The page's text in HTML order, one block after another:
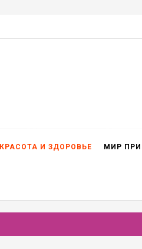
КРАСОТА И ЗДОРОВЬЕ МИР